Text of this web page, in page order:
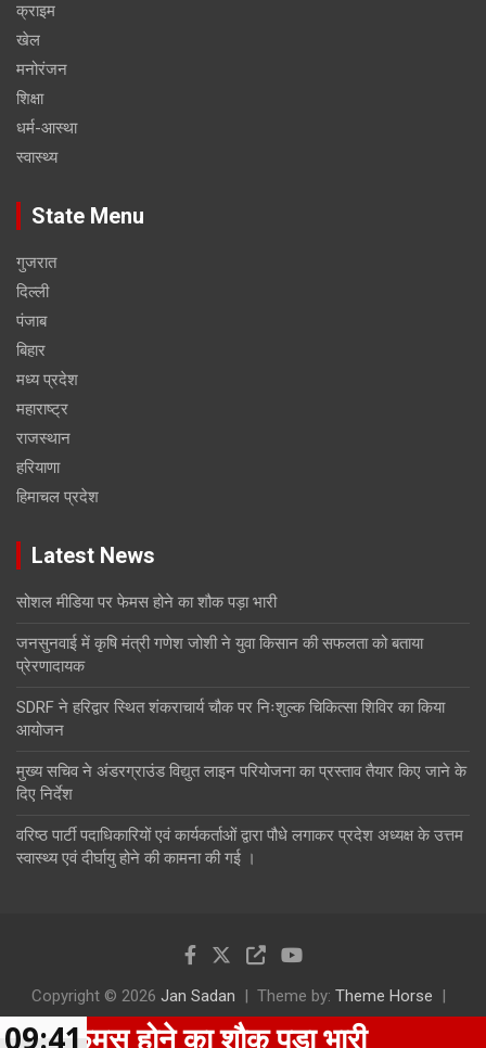
क्राइम
खेल
मनोरंजन
शिक्षा
धर्म-आस्था
स्वास्थ्य
State Menu
गुजरात
दिल्ली
पंजाब
बिहार
मध्य प्रदेश
महाराष्ट्र
राजस्थान
हरियाणा
हिमाचल प्रदेश
Latest News
सोशल मीडिया पर फेमस होने का शौक पड़ा भारी
जनसुनवाई में कृषि मंत्री गणेश जोशी ने युवा किसान की सफलता को बताया
प्रेरणादायक
SDRF ने हरिद्वार स्थित शंकराचार्य चौक पर निःशुल्क चिकित्सा शिविर का किया
आयोजन
मुख्य सचिव ने अंडरग्राउंड विद्युत लाइन परियोजना का प्रस्ताव तैयार किए जाने के
दिए निर्देश
वरिष्ठ पार्टी पदाधिकारियों एवं कार्यकर्ताओं द्वारा पौधे लगाकर प्रदेश अध्यक्ष के उत्तम
स्वास्थ्य एवं दीर्घायु होने की कामना की गई ।
Copyright © 2026 Jan Sadan Theme by: Theme Horse
Proudly Powered by:
फेमस होने का शौक पड़ा भारी
09:41